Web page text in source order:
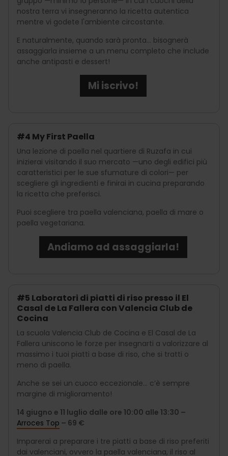
nostra terra vi insegneranno la ricetta autentica
mentre vi godete l'ambiente circostante.
E naturalmente, quando sarà pronta… bisognerà
assaggiarla insieme a un menu completo che include
anche antipasti e dessert!
Mi iscrivo!
#4 My First Paella
Una lezione di paella nel quartiere di Ruzafa in cui
inizierai visitando il suo mercato —uno degli edifici più
caratteristici per le sue sfumature di colori— per
scegliere gli ingredienti e finirai in cucina preparando
la ricetta che preferisci.
Puoi scegliere tra paella valenciana, paella di mare o
paella vegetariana.
Andiamo ad assaggiarla!
#5 Laboratori di piatti di riso presso il El
Casal de La Fallera con Valencia Club de
Cocina
La scuola Valencia Club de Cocina e El Casal de La
Fallera uniscono le forze per insegnarti a valorizzare al
massimo i tuoi piatti a base di riso, che si tratti o
meno di paella.
Anche se sei un cuoco eccezionale... c’è sempre
margine di miglioramento!
14 giugno e 11 luglio dalle ore 10:00 alle 13:30 –
Arroces Top – 69 €
Imparerai a preparare i tre piatti a base di riso preferiti
dai valenciani, ovvero la paella valenciana, il riso al